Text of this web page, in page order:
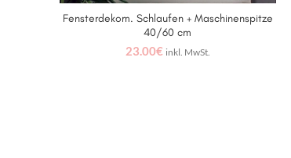
IN DEN WARENKORB
Fensterdekom. Schlaufen + Maschinenspitze
40/60 cm
23.00€ inkl. MwSt.